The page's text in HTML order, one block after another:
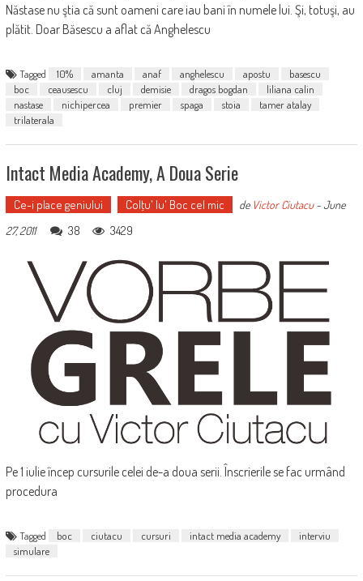
Năstase nu ştia că sunt oameni care iau bani în numele lui. Şi, totuşi, au
plătit. Doar Băsescu a aflat că Anghelescu
Tagged 10% amanta anaf anghelescu apostu
basescu
boc
ceausescu cluj demisie dragos bogdan
liliana calin
nastase
nichipercea premier spaga stoia
tamer atalay
trilaterala
Intact Media Academy, A Doua Serie
Ce-i place geniului Colţu' lu' Boc cel mic de Victor Ciutacu-June
27, 2011
38 3429
Pe 1 iulie încep cursurile celei de-a doua serii. Înscrierile se fac urmând
procedura
Tagged boc ciutacu cursuri intact media academy
interviu
simulare